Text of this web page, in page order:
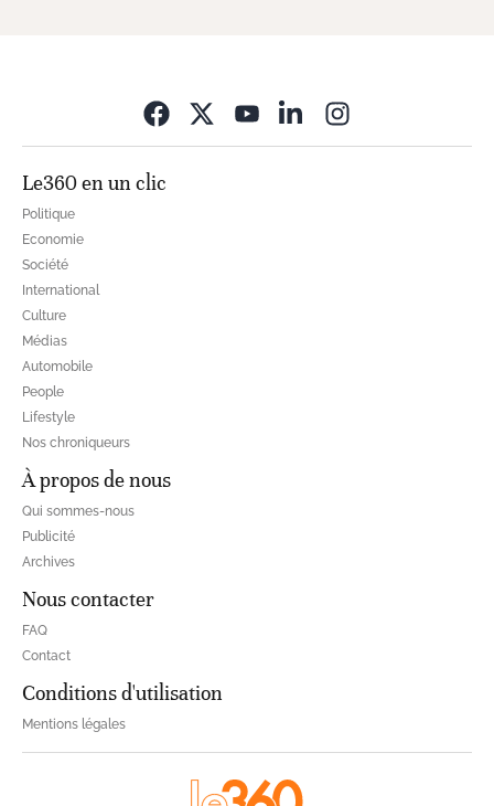
Le360 en un clic
Politique
Economie
Société
International
Culture
Médias
Automobile
People
Lifestyle
Nos chroniqueurs
À propos de nous
Qui sommes-nous
Publicité
Archives
Nous contacter
FAQ
Contact
Conditions d'utilisation
Mentions légales